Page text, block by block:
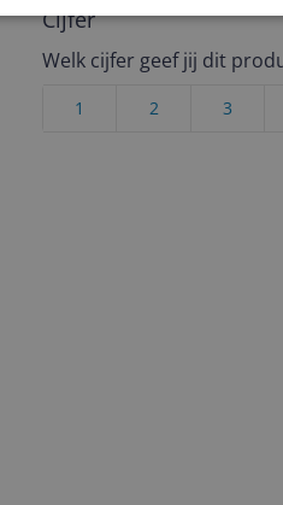
Cijfer
Welk cijfer geef jij dit
3
2
1